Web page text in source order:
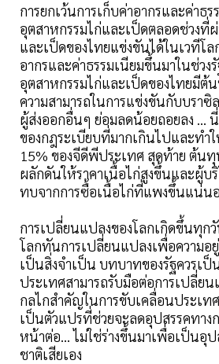
การยกเว้นการเก็บค่าอากรและค่าธร
อุตสาหกรรมไก่และเป็ดตลอดช่วงที่
และเป็ดของไทยแข่งขันได้ในเวทีโล
อากรและค่าธรรมเนียมขึ้นมาในช่วง
อุตสาหกรรมไก่และเป็ดของไทยมีต้
ความสามารถในการแข่งขันกับบรา
ผู้ส่งออกอื่นๆ ย่อมลดน้อยถอยลง …
ของกฎระเบียบที่มากเกินไปและทำ
15% ของจีดีพีประเทศ สุดท้าย ต้น
ผลักดันให้ราคาเนื้อไก่สูงขึ้นและผู้บ
ทบจากการซื้อเนื้อไก่ที่แพงขึ้นแน่น
การเปลี่ยนแปลงของโลกเกิดขึ้นทุก
โลกทันการเปลี่ยนแปลงเพื่อความอ
เป็นสิ่งจำเป็น บทบาทของรัฐควรเ
ประเทศสามารถรับมือต่อการเปลี่ย
กลไกสำคัญในการขับเคลื่อนประเท
เป็นตัวแปรที่ช่วยจะลดอุปสรรคทาง
หน้าต่อ… ไม่ใช่ร่างขึ้นมาเพื่อเป็นอุป
ชาติเสียเอง